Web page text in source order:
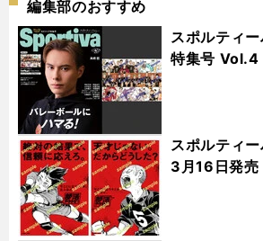
編集部のおすすめ
スポルティ
特集号
スポルティ
3月16日発売